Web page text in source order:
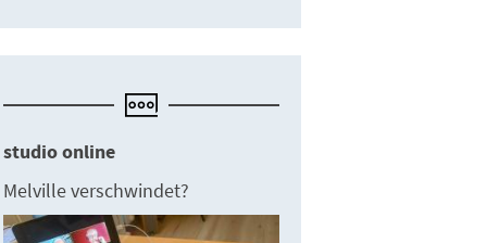
studio online
Melville verschwindet?